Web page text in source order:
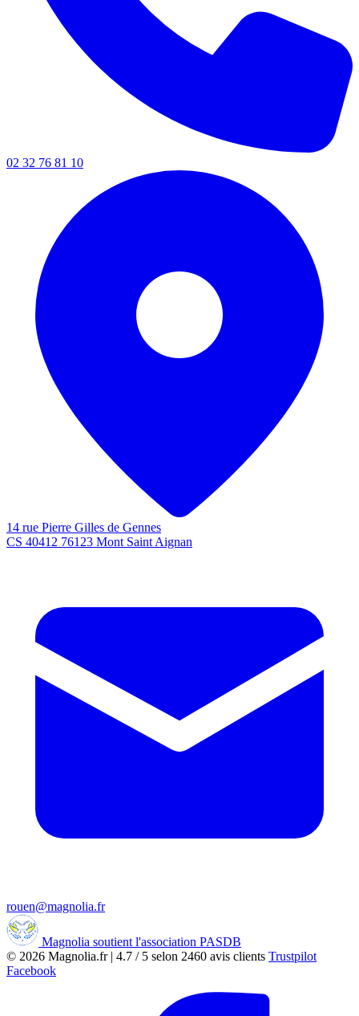
02 32 76 81 10
14 rue Pierre Gilles de Gennes
CS 40412 76123 Mont Saint Aignan
rouen@magnolia.fr
Magnolia soutient l'association PASDB
© 2026 Magnolia.fr| 4.7 / 5 selon 2460 avis clients Trustpilot
Facebook